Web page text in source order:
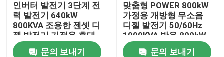
인버터 발전기 3단계 전
력 발전기 640kW
800KVA 조용한 젠셋 디
젤 발전기 가정용 휴대
용 대기 상태
문의 보내기
맞춤형 POWER 800kW
가정용 개방형 무소음
디젤 발전기 50/60Hz
1000KVA 방음 800kW
대기 디젤 발전기
문의 보내기